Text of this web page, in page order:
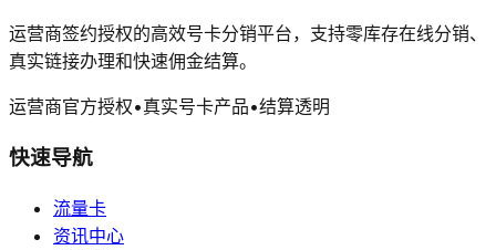
运营商签约授权的高效号卡分销平台，支持零库存在线分销、
真实链接办理和快速佣金结算。
运营商官方授权•真实号卡产品•结算透明
快速导航
流量卡
资讯中心